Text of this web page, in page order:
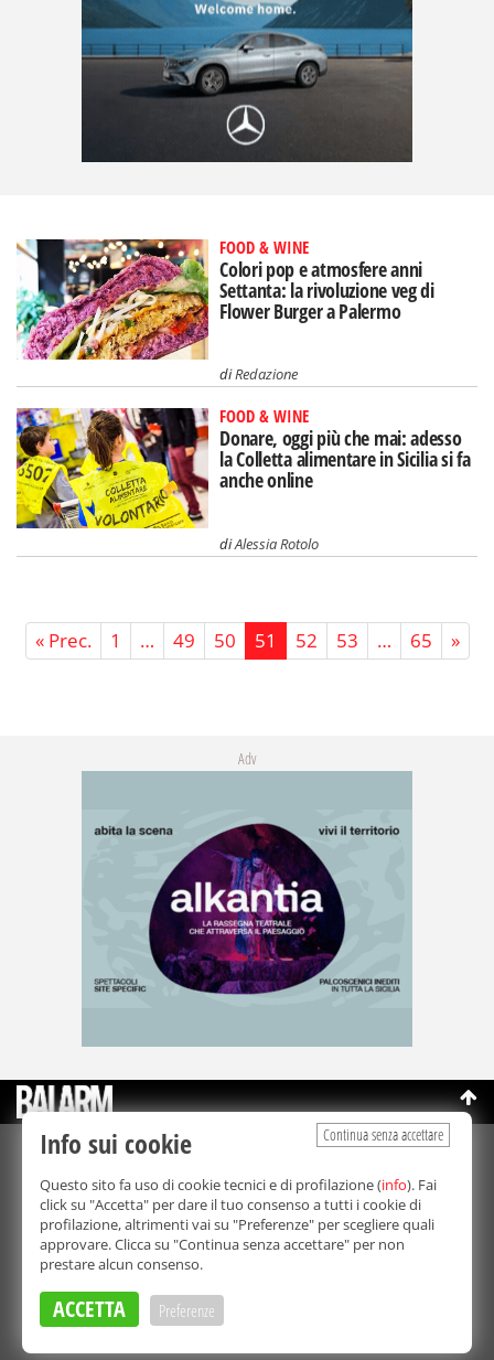
FOOD & WINE
Colori pop e atmosfere anni
Settanta: la rivoluzione veg di
Flower Burger a Palermo
diRedazione
FOOD & WINE
Donare, oggi più che mai: adesso
la Colletta alimentare in Sicilia si fa
anche online
diAlessia Rotolo
« Prec. 1 … 49 50 51 52 53 … 65 »
Adv
©Copyright 2003-2026
Bmedia Srl- P.IVA 07064240828
La riproduzione totale o parziale di tutti i contenuti, in qualunque
forma, su qualsiasi supporto è proibita.
Balarm.it è una testata giornalistica registrata. Autorizzazione del
Tribunale di Palermo n° 32 del 21/10/2003
Direttore responsabile:
Continua senza accettare
Info sui cookie
Questo sito fa uso di cookie tecnici e di profilazione (info). Fai
click su "Accetta" per dare il tuo consenso a tutti i cookie di
profilazione, altrimenti vai su "Preferenze" per scegliere quali
approvare. Clicca su "Continua senza accettare" per non
prestare alcun consenso.
ACCETTA Preferenze